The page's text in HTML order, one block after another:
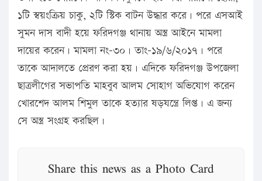
১টি স্বয়ংক্রিয় চাকু, ২টি স্টিক বাটন উদ্ধার করে। পরে এসআই
সুমন দাস বাদী হয়ে ফরিদগঞ্জ থানায় অস্ত্র আইনে মামলা
দায়ের করেন। মামলা নং-৩০। তাং-১৯/৬/২০১৭। পরে
তাকে আদালতে প্রেরণ করা হয়। এদিকে ফরিদগঞ্জ উপজেলা
ছাত্রলীগের সভাপতি মাহবুব আলম সোহাগ অভিযোগ করেন
খোরশেদ আলম শিমুল তাকে হত্যার ষড়যন্ত্রে লিপ্ত। এ জন্য
সে অস্ত্র সংগ্রহ করছিল।
Share this news as a Photo Card